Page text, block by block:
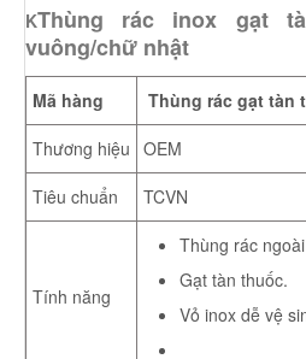
KThùng rác inox gạt
vuông/chữ nhật
Mã hàng
Thùng rác gạt tàn
Thương hiệu OEM
Tiêu chuẩn
TCVN
Tính năng
Thùng rác
Gạt tàn thuốc.
Vỏ inox dễ vệ